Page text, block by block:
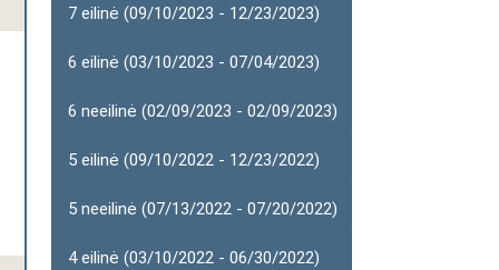
7 eilinė (09/10/2023 - 12/23/2023)
6 eilinė (03/10/2023 - 07/04/2023)
6 neeilinė (02/09/2023 - 02/09/2023)
5 eilinė (09/10/2022 - 12/23/2022)
5 neeilinė (07/13/2022 - 07/20/2022)
4 eilinė (03/10/2022 - 06/30/2022)